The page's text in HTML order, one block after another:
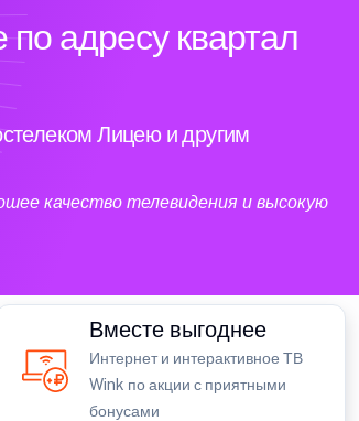
адресу квартал
Лицею и другим
качество телевидения и высокую
Вместе выгоднее
Интернет и интерактивное ТВ
Wink по акции с приятными
бонусами